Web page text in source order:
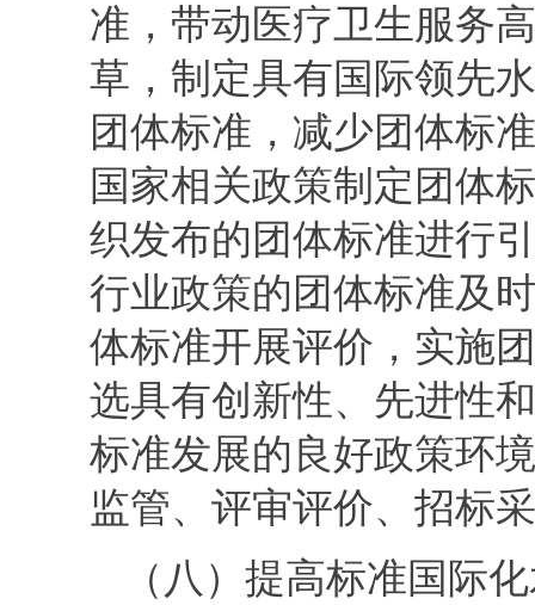
准，带动医疗卫生服务
草，制定具有国际领先
团体标准，减少团体标
国家相关政策制定团体
织发布的团体标准进行
行业政策的团体标准及
体标准开展评价，实施
选具有创新性、先进性
标准发展的良好政策环
监管、评审评价、招标
（八）提高标准国际